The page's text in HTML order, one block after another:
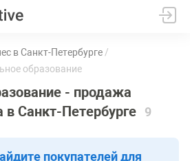
в Санкт-Петербурге
образование
- продажа
в Санкт-Петербурге
9
покупателей для